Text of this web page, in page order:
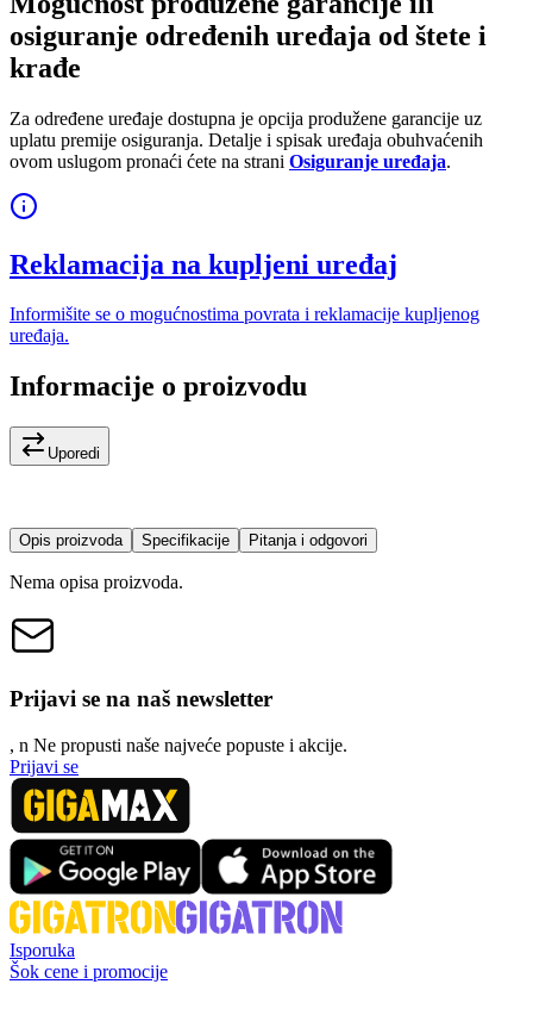
osiguranje određenih uređaja od štete i
krađe
Za određene uređaje dostupna je opcija produžene garancije uz
uplatu premije osiguranja. Detalje i spisak uređaja obuhvaćenih
ovom uslugom pronaći ćete na strani Osiguranje uređaja.
Reklamacija na kupljeni uređaj
Informišite se o mogućnostima povrata i reklamacije kupljenog
uređaja.
Informacije o proizvodu
Uporedi
Opis proizvoda Specifikacije Pitanja i odgovori
Nema opisa proizvoda.
Prijavi se na naš newsletter
, n Ne propusti naše najveće popuste i akcije.
Prijavi se
Isporuka
Šok cene i promocije